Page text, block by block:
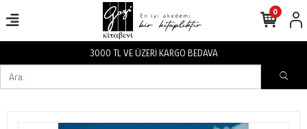
3000 TL VE ÜZERİ KARGO BEDAVA
0